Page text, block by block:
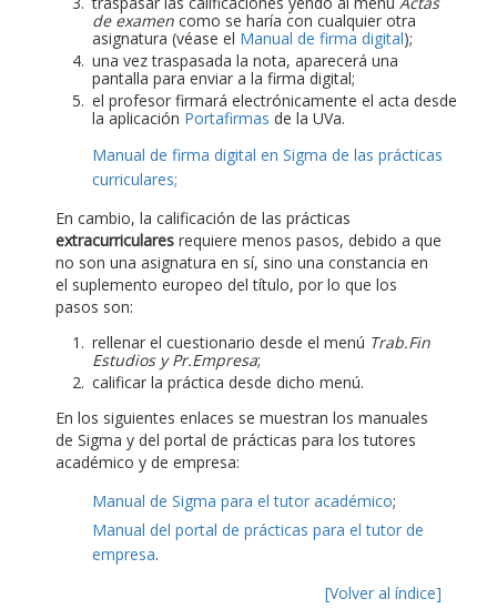
de examen como se haría con cualquier otra
asignatura (véase el Manual de firma digital);
una vez traspasada la nota, aparecerá una
pantalla para enviar a la firma digital;
el profesor firmará electrónicamente el acta desde
la aplicación Portafirmas de la UVa.
Manual de firma digital en Sigma de las prácticas
curriculares;
En cambio, la calificación de las prácticas
extracurriculares requiere menos pasos, debido a que
no son una asignatura en sí, sino una constancia en
el suplemento europeo del título, por lo que los
pasos son:
rellenar el cuestionario desde el menú Trab.Fin
Estudios y Pr.Empresa;
calificar la práctica desde dicho menú.
En los siguientes enlaces se muestran los manuales
de Sigma y del portal de prácticas para los tutores
académico y de empresa:
Manual de Sigma para el tutor académico;
Manual del portal de prácticas para el tutor de
empresa.
[Volver al índice]